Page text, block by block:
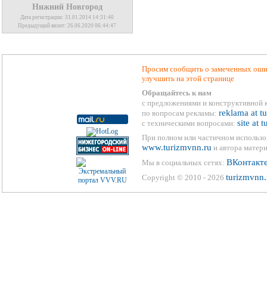
Нижний Новгород
Дата регистрации: 31.01.2014 14:31:40
Предыдущий визит: 26.06.2020 06:44:47
Просим сообщить о замеченных
улучшить на этой странице
Обращайтесь к нам
с предложениями и конструктивной
по вопросам рекламы: reklama at
с техническими вопросами: site at
При полном или частичном
www.turizmvnn.ru и автора
Мы в социальных сетях:
Copyright © 2010 - 2026